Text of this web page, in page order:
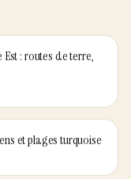
: routes de terre,
et plages turquoise